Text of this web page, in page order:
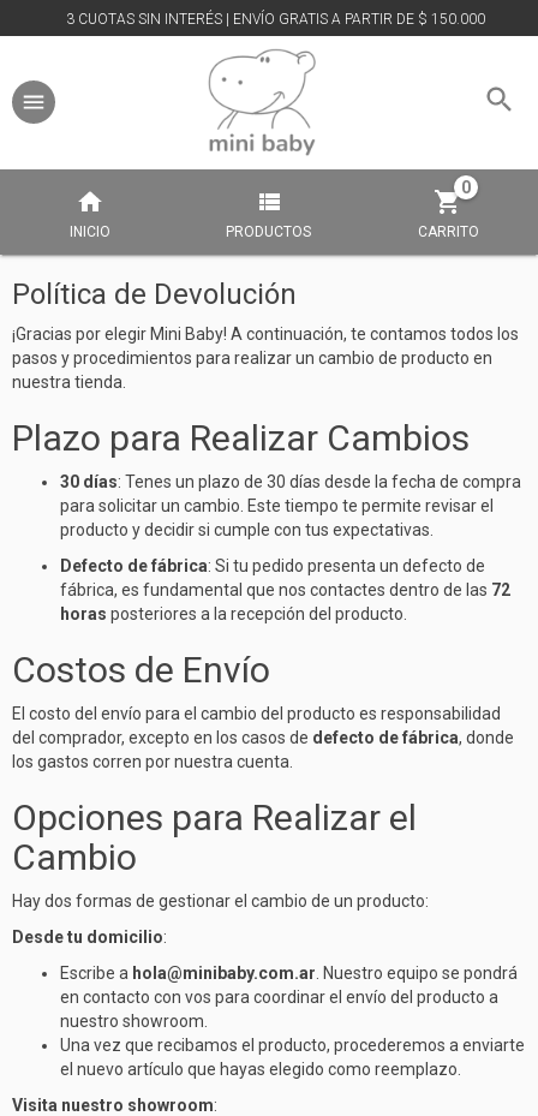
3 CUOTAS SIN INTERÉS | ENVÍO GRATIS A PARTIR DE $ 150.000
INICIO PRODUCTOS CARRITO
0
Política de Devolución
¡Gracias por elegir Mini Baby! A continuación, te contamos todos los
pasos y procedimientos para realizar un cambio de producto en
nuestra tienda.
Plazo para Realizar Cambios
30 días: Tenes un plazo de 30 días desde la fecha de compra
para solicitar un cambio. Este tiempo te permite revisar el
producto y decidir si cumple con tus expectativas.
Defecto de fábrica: Si tu pedido presenta un defecto de
fábrica, es fundamental que nos contactes dentro de las 72
horas posteriores a la recepción del producto.
Costos de Envío
El costo del envío para el cambio del producto es responsabilidad
del comprador, excepto en los casos de defecto de fábrica, donde
los gastos corren por nuestra cuenta.
Opciones para Realizar el
Cambio
Hay dos formas de gestionar el cambio de un producto:
Desde tu domicilio:
Escribe a hola@minibaby.com.ar . Nuestro equipo se pondrá
en contacto con vos para coordinar el envío del producto a
nuestro showroom.
Una vez que recibamos el producto, procederemos a enviarte
el nuevo artículo que hayas elegido como reemplazo.
Visita nuestro showroom: